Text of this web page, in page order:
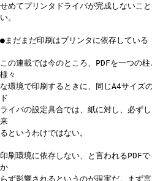
せめてプリンタドライバが完成しないこ
い。
●まだまだ印刷はプリンタに依存している
この連載では今のところ、PDFを一つの
様々
な環境で印刷するときに、同じA4サイズ
ド
ライバの設定具合では、紙に対し、必ず
来
るというわけではない。
印刷環境に依存しない、と言われるPDF
か
らず影響されるというのが現実だ。まず